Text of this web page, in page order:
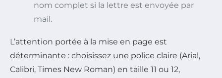
nom complet si la lettre est envoyée par
mail.
L’attention portée à la mise en page est
déterminante : choisissez une police claire (Arial,
Calibri, Times New Roman) en taille 11 ou 12,